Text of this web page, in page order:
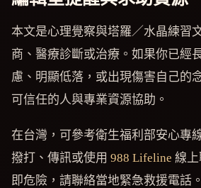
本文是心理覺察與塔羅／水晶練習
商、醫療診斷或治療。如果你已經
慮、明顯低落，或出現傷害自己的
可信任的人與專業資源協助。
在台灣，可參考衛生福利部安心專
撥打、傳訊或使用 988 Lifeline 線
即危險，請聯絡當地緊急救援電話。